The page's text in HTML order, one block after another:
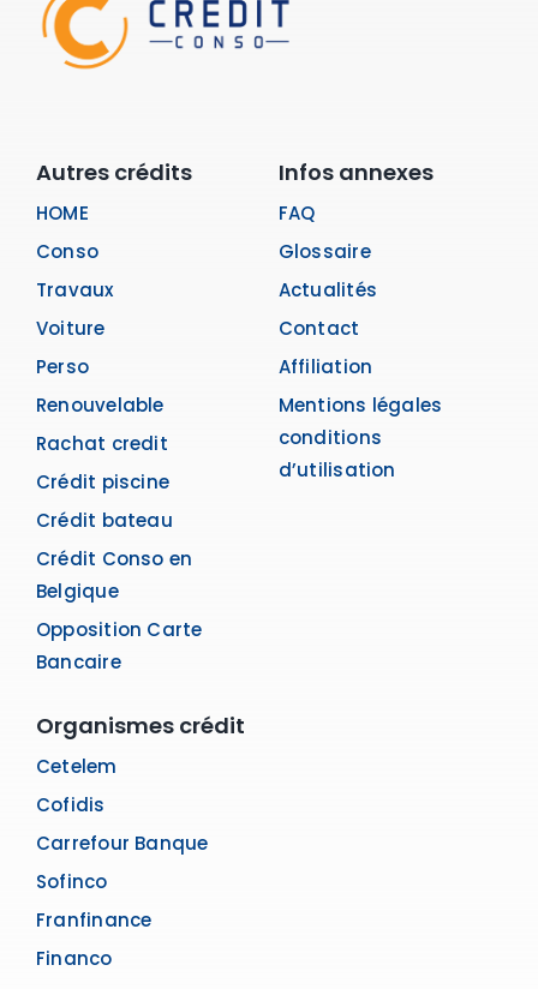
Autres crédits
HOME
Conso
Travaux
Voiture
Perso
Renouvelable
Rachat credit
Crédit piscine
Crédit bateau
Crédit Conso en
Belgique
Opposition Carte
Bancaire
Infos annexes
FAQ
Glossaire
Actualités
Contact
Affiliation
Mentions légales
conditions
d’utilisation
Organismes crédit
Cetelem
Cofidis
Carrefour Banque
Sofinco
Franfinance
Financo